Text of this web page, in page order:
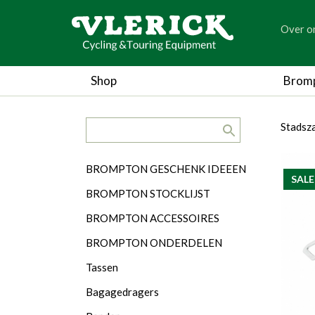
Over
Shop
SALE
Categorieën
BROMPTON GESCHENK IDEEEN
BROMPTON STOCKLIJST
BROMPTON ACCESSOIRES
BROMPTON ONDERDELEN
Tassen
Bagagedragers